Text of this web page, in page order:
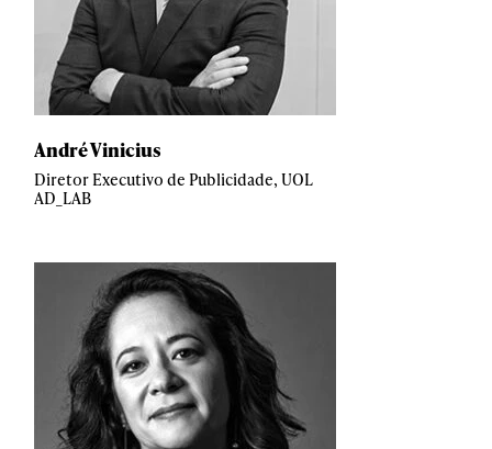
André Vinicius
Diretor Executivo de Publicidade, UOL
AD_LAB